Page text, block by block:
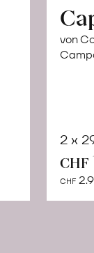
von
2 x
CHF
CHF